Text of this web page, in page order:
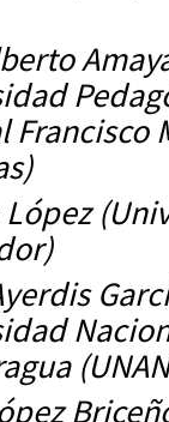
Francisco
López